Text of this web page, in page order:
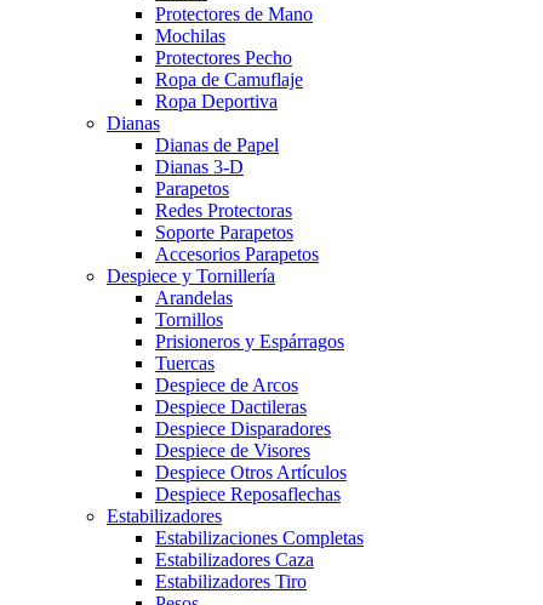
Protectores de Mano
Mochilas
Protectores Pecho
Ropa de Camuflaje
Ropa Deportiva
Dianas
Dianas de Papel
Dianas 3-D
Parapetos
Redes Protectoras
Soporte Parapetos
Accesorios Parapetos
Despiece y Tornillería
Arandelas
Tornillos
Prisioneros y Espárragos
Tuercas
Despiece de Arcos
Despiece Dactileras
Despiece Disparadores
Despiece de Visores
Despiece Otros Artículos
Despiece Reposaflechas
Estabilizadores
Estabilizaciones Completas
Estabilizadores Caza
Estabilizadores Tiro